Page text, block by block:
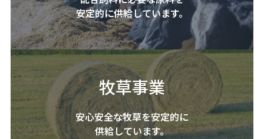
安定的に供給しています。
牧草事業
安心安全な牧草を安定的に
供給しています。